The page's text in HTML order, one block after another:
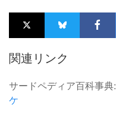
関連リンク
サードペディア百科事典:
ケ